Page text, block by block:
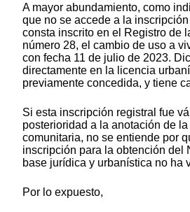
A mayor abundamiento, como
que no se accede a la
consta inscrito en el Registro de
número 28, el cambio de uso a
con fecha 11 de julio de 2023.
directamente en la licencia
previamente concedida, y tiene
Si esta inscripción registral fue
posterioridad a la anotación de
comunitaria, no se entiende por
inscripción para la obtención del
base jurídica y urbanística no ha
Por lo expuesto,